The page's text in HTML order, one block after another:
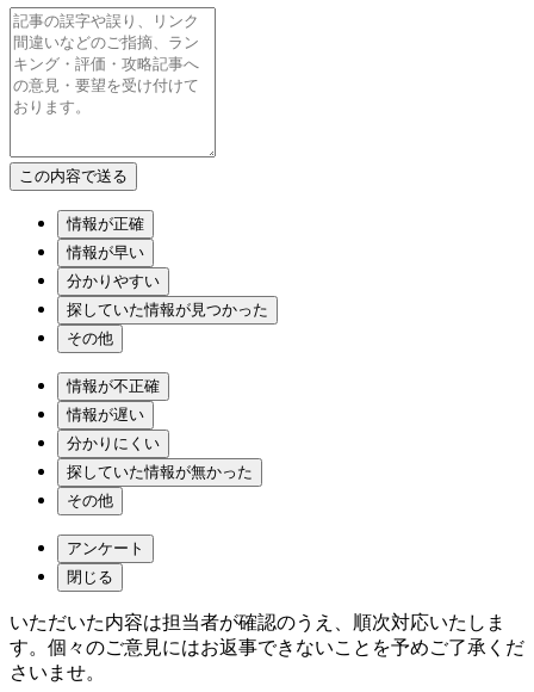
情報が正確
情報が早い
分かりやすい
探していた情報が見つかった
その他
情報が不正確
情報が遅い
分かりにくい
探していた情報が無かった
その他
アンケート
閉じる
いただいた内容は担当者が確認のうえ、順次対応いたしま
す。個々のご意見にはお返事できないことを予めご了承くだ
さいませ。